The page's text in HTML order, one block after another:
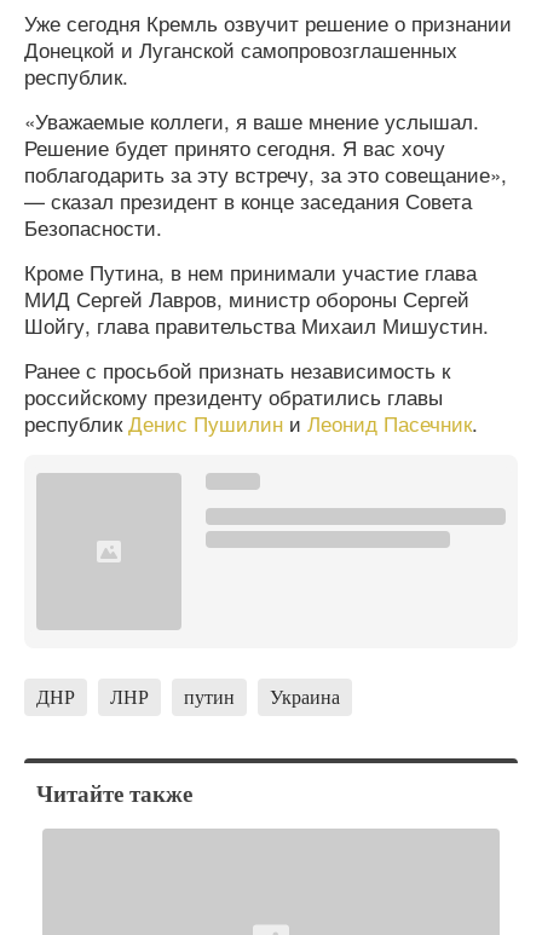
Уже сегодня Кремль озвучит решение о признании
Донецкой и Луганской самопровозглашенных
республик.
«Уважаемые коллеги, я ваше мнение услышал.
Решение будет принято сегодня. Я вас хочу
поблагодарить за эту встречу, за это совещание»,
— сказал президент в конце заседания Совета
Безопасности.
Кроме Путина, в нем принимали участие глава
МИД Сергей Лавров, министр обороны Сергей
Шойгу, глава правительства Михаил Мишустин.
Ранее с просьбой признать независимость к
российскому президенту обратились главы
республикДенис Пушилин и Леонид Пасечник.
ДНР ЛНР путин Украина
Читайте также